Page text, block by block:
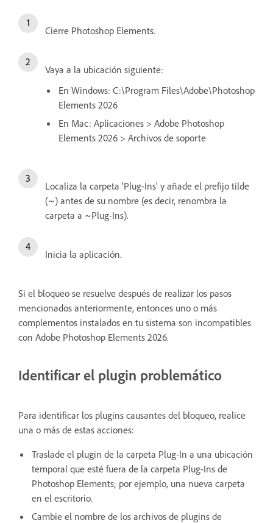
Cierre Photoshop Elements.
Vaya a la ubicación siguiente:
En Windows: C:\Program Files\Adobe\Photoshop
Elements 2026
En Mac: Aplicaciones > Adobe Photoshop
Elements 2026 > Archivos de soporte
Localiza la carpeta 'Plug-Ins' y añade el prefijo tilde
(~) antes de su nombre (es decir, renombra la
carpeta a ~Plug-Ins).
Inicia la aplicación.
Si el bloqueo se resuelve después de realizar los pasos
mencionados anteriormente, entonces uno o más
complementos instalados en tu sistema son incompatibles
con Adobe Photoshop Elements 2026.
Identificar el plugin problemático
Para identificar los plugins causantes del bloqueo, realice
una o más de estas acciones:
Traslade el plugin de la carpeta Plug-In a una ubicación
temporal que esté fuera de la carpeta Plug-Ins de
Photoshop Elements; por ejemplo, una nueva carpeta
en el escritorio.
Cambie el nombre de los archivos de plugins de